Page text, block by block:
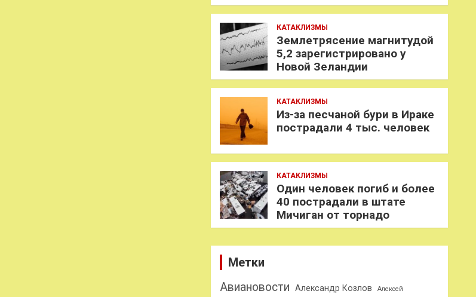
КАТАКЛИЗМЫ
Землетрясение магнитудой
5,2 зарегистрировано у
Новой Зеландии
КАТАКЛИЗМЫ
Из-за песчаной бури в Ираке
пострадали 4 тыс. человек
КАТАКЛИЗМЫ
Один человек погиб и более
40 пострадали в штате
Мичиган от торнадо
Метки
Авиановости Александр Козлов
Алексей